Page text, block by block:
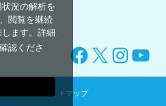
況の解析を
閲覧を継続
ます。詳細
認くださ
Facebook X Instagram YouTube
リシー
サイトマップ